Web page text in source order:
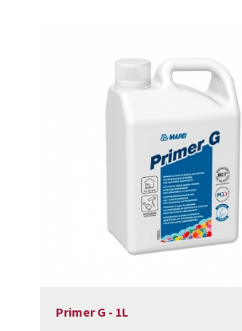
Primer G - 1L